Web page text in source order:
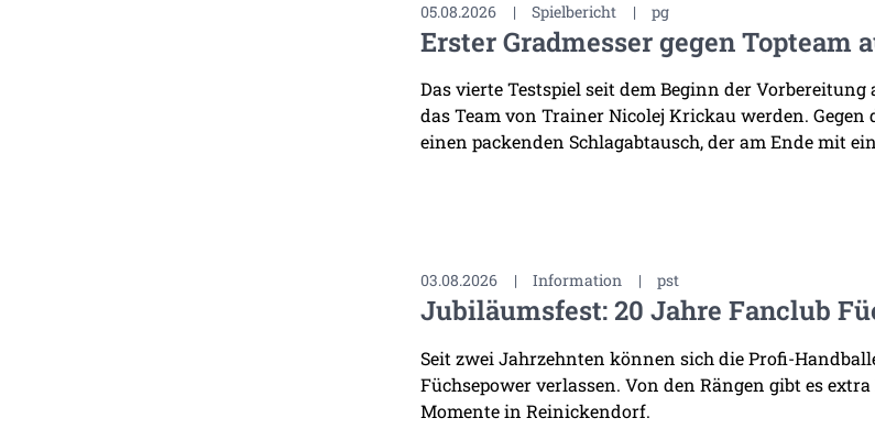
05.08.2026 | Spielbericht | pg
Erster Gradmesser gegen Topteam
Das vierte Testspiel seit dem Beginn der
das Team von Trainer Nicolej Krickau werden.
einen packenden Schlagabtausch, der am Ende mit
03.08.2026 | Information | pst
Jubiläumsfest: 20 Jahre Fanclub
Seit zwei Jahrzehnten können sich die Profi-
Füchsepower verlassen. Von den Rängen gibt es
Momente in Reinickendorf.